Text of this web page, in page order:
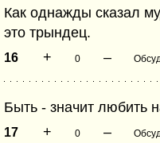
Как однажды сказал
это трындец.
16 + 0 –
Быть - значит любить
17 + 0 –